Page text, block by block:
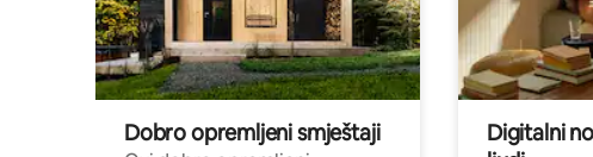
Dobro opremljeni smještaji
Digitalni